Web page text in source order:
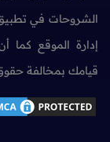
الشروحات في
قيامك بمخالفة